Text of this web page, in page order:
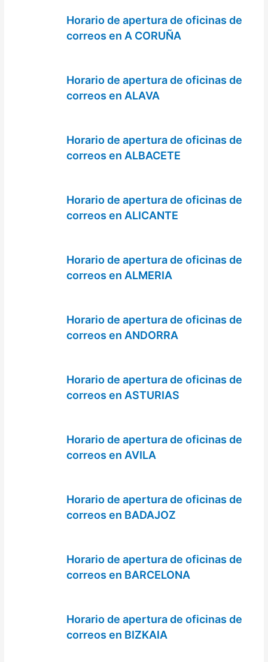
Horario de apertura de oficinas de
correos en A CORUÑA
Horario de apertura de oficinas de
correos en ALAVA
Horario de apertura de oficinas de
correos en ALBACETE
Horario de apertura de oficinas de
correos en ALICANTE
Horario de apertura de oficinas de
correos en ALMERIA
Horario de apertura de oficinas de
correos en ANDORRA
Horario de apertura de oficinas de
correos en ASTURIAS
Horario de apertura de oficinas de
correos en AVILA
Horario de apertura de oficinas de
correos en BADAJOZ
Horario de apertura de oficinas de
correos en BARCELONA
Horario de apertura de oficinas de
correos en BIZKAIA